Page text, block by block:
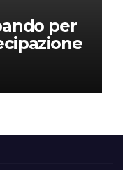
per